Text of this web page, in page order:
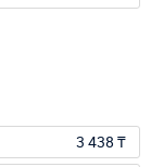
3 438 ₸